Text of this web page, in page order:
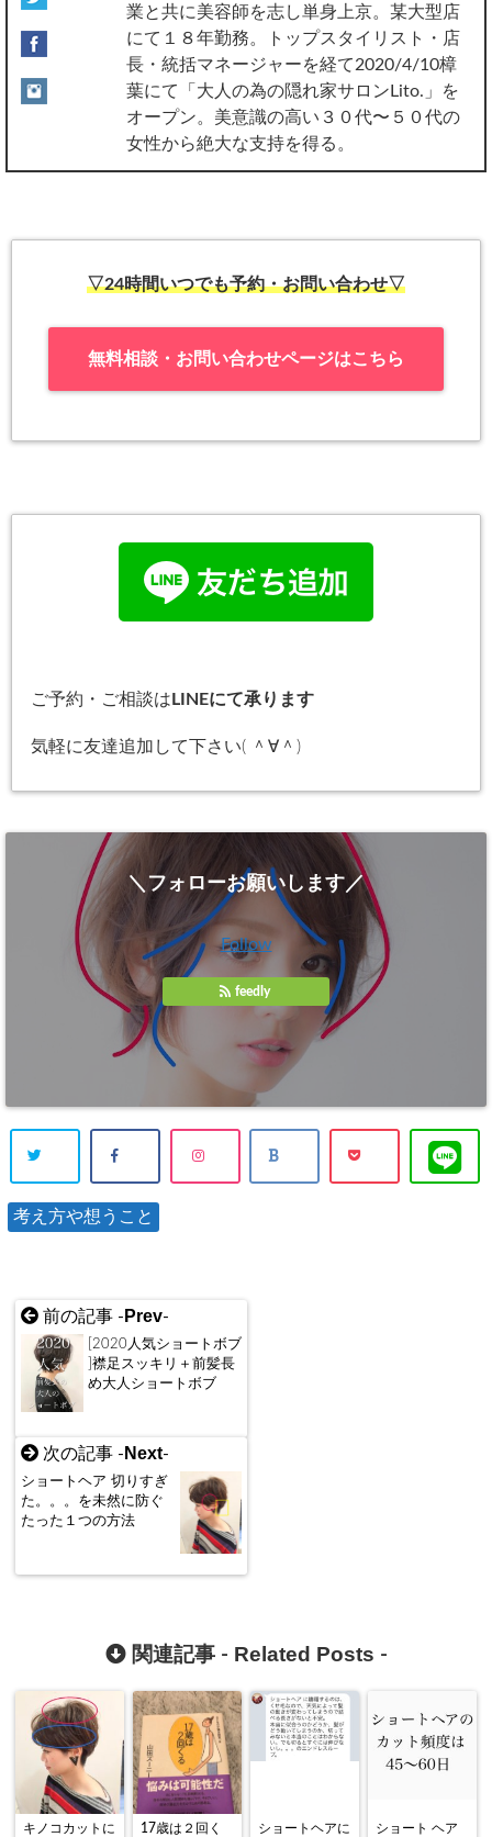
業と共に美容師を志し単身上京。某大型店
にて１８年勤務。トップスタイリスト・店
長・統括マネージャーを経て2020/4/10樟
葉にて「大人の為の隠れ家サロンLito.」を
オープン。美意識の高い３０代〜５０代の
女性から絶大な支持を得る。
▽24時間いつでも予約・お問い合わせ▽
無料相談・お問い合わせページはこちら
ご予約・ご相談は LINEにて承ります
気軽に友達追加して下さい( ＾∀＾)
＼フォローお願いします／
Follow
feedly
考え方や想うこと
前の記事 - Prev-
[2020人気ショートボブ
]襟足スッキリ＋前髪長
め大人ショートボブ
次の記事 - Next-
ショートヘア 切りすぎ
た。。。を未然に防ぐ
たった１つの方法
関連記事 - Related Posts -
キノコカットに
17歳は２回く
ショートヘアに
ショート ヘア